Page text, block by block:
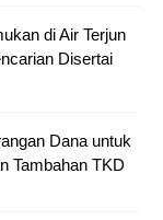
di Air Terjun
Disertai
Dana untuk
Tambahan TKD